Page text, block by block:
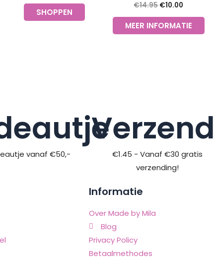
SHOPPEN
Label
€14.95€10.00
MEER INFORMATIE
vanaf €50,-
€1.45 - Vanaf €30 gratis
verzending!
Informatie
Over Made by Mila
Blog
Privacy Policy
Betaalmethodes